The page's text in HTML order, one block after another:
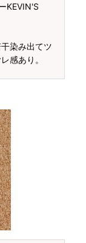
KEVIN'S
染み出てツ
感あり。